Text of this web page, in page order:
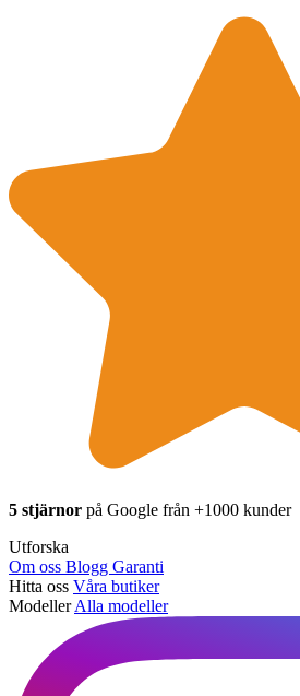
5 stjärnor på Google från +1000 kunder
Utforska
Om oss Blogg Garanti
Hitta oss Våra butiker
Modeller Alla modeller